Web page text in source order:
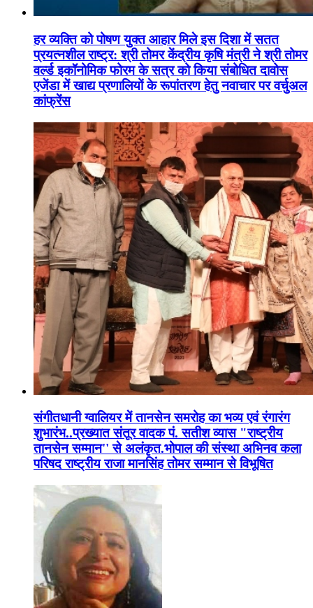
हर व्यक्ति को पोषण युक्त आहार मिले इस दिशा में सतत
प्रयत्नशील राष्ट्र: श्री तोमर केंद्रीय कृषि मंत्री ने श्री तोमर
वर्ल्ड इकॉनोमिक फोरम के सत्र को किया संबोधित दावोस
एजेंडा में खाद्य प्रणालियों के रूपांतरण हेतु नवाचार पर वर्चुअल
कांफ्रेंस
संगीतधानी ग्वालियर में तानसेन समरोह का भव्य एवं रंगारंग
शुभारंभ..प्रख्यात संतूर वादक पं. सतीश व्यास "राष्ट्रीय
तानसेन सम्मान'' से अलंकृत.भोपाल की संस्था अभिनव कला
परिषद राष्ट्रीय राजा मानसिंह तोमर सम्मान से विभूषित